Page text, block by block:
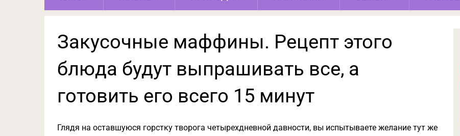
Закусочные маффины. Рецепт этого
блюда будут выпрашивать все, а
готовить его всего 15 минут
Глядя на оставшуюся горстку творога четырехдневной давности, вы испытываете желание тут же